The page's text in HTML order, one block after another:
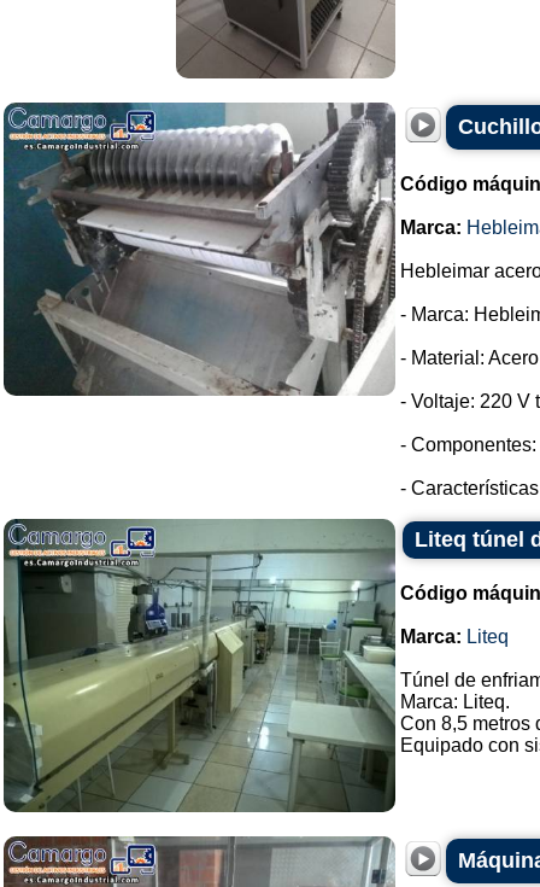
Código
Marca:
Hebleimar
- Marca:
- Material:
- Voltaje: 220 V
-
-
Liteq túnel
Código
Marca: Liteq
Túnel de
Marca: Liteq.
Con 8,5 metros
Equipado con